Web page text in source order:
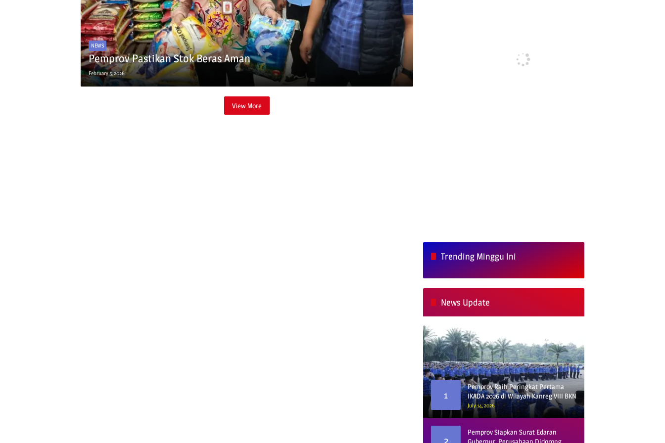
NEWS
Pemprov Pastikan Stok Beras Aman
February 5, 2026
View More
Trending Minggu Ini
News Update
1
Pemprov Raih Peringkat Pertama
IKADA 2026 di Wilayah Kanreg VIII BKN
July 14, 2026
2
Pemprov Siapkan Surat Edaran
Gubernur, Perusahaan Didorong